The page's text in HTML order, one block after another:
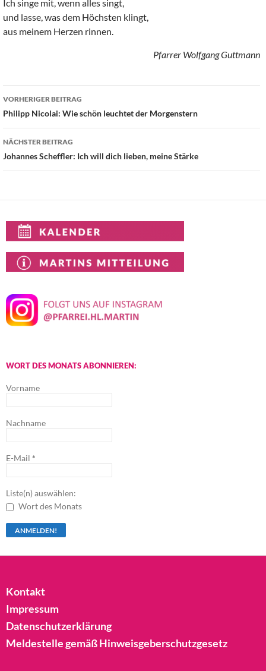
Ich singe mit, wenn alles singt,
und lasse, was dem Höchsten klingt,
aus meinem Herzen rinnen.
Pfarrer Wolfgang Guttmann
Beitragsnavigation
VORHERIGER BEITRAG
Philipp Nicolai: Wie schön leuchtet der Morgenstern
NÄCHSTER BEITRAG
Johannes Scheffler: Ich will dich lieben, meine Stärke
WORT DES MONATS ABONNIEREN:
Vorname
Nachname
E-Mail *
Liste(n) auswählen:
Wort des Monats
Kontakt
Impressum
Datenschutzerklärung
Meldestelle gemäß Hinweisgeberschutzgesetz